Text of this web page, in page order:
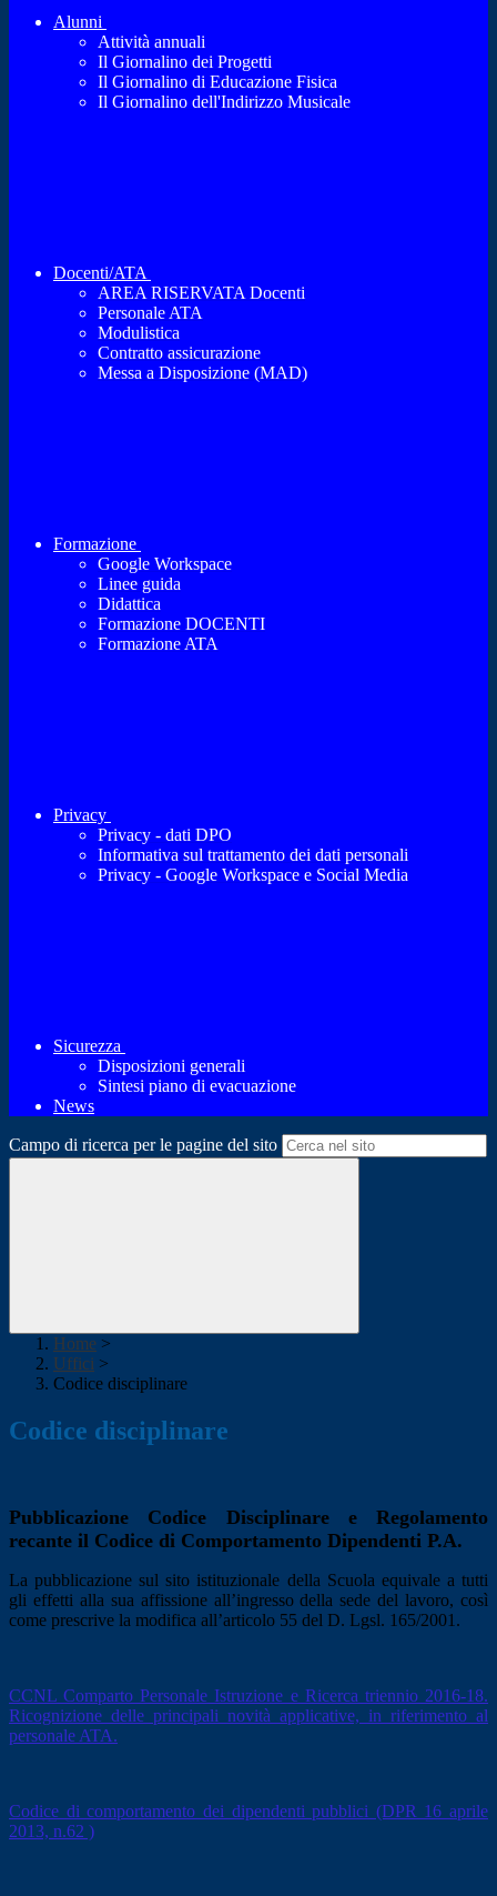
Alunni
Attività annuali
Il Giornalino dei Progetti
Il Giornalino di Educazione Fisica
Il Giornalino dell'Indirizzo Musicale
Docenti/ATA
AREA RISERVATA Docenti
Personale ATA
Modulistica
Contratto assicurazione
Messa a Disposizione (MAD)
Formazione
Google Workspace
Linee guida
Didattica
Formazione DOCENTI
Formazione ATA
Privacy
Privacy - dati DPO
Informativa sul trattamento dei dati personali
Privacy - Google Workspace e Social Media
Sicurezza
Disposizioni generali
Sintesi piano di evacuazione
News
Campo di ricerca per le pagine del sito
Home >
Uffici >
Codice disciplinare
Codice disciplinare
Pubblicazione Codice Disciplinare e Regolamento
recante il Codice di Comportamento Dipendenti P.A.
La pubblicazione sul sito istituzionale della Scuola equivale a tutti
gli effetti alla sua affissione all’ingresso della sede del lavoro, così
come prescrive la modifica all’articolo 55 del D. Lgsl. 165/2001.
CCNL Comparto Personale Istruzione e Ricerca triennio 2016-18.
Ricognizione delle principali novità applicative, in riferimento al
personale ATA.
Codice di comportamento dei dipendenti pubblici (DPR 16 aprile
2013, n.62 )